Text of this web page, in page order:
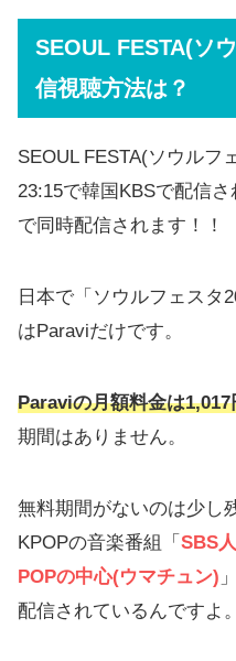
SEOUL FESTA(ソ
信視聴方法は？
SEOUL FESTA(ソウルフ
23:15で韓国KBSで配信
で同時配信されます！！
日本で「ソウルフェスタ
はParaviだけです。
Paraviの月額料金は1,017
期間はありません。
無料期間がないのは少し
KPOPの音楽番組「 SBS
POPの中心(ウマチュン)
配信されているんですよ。